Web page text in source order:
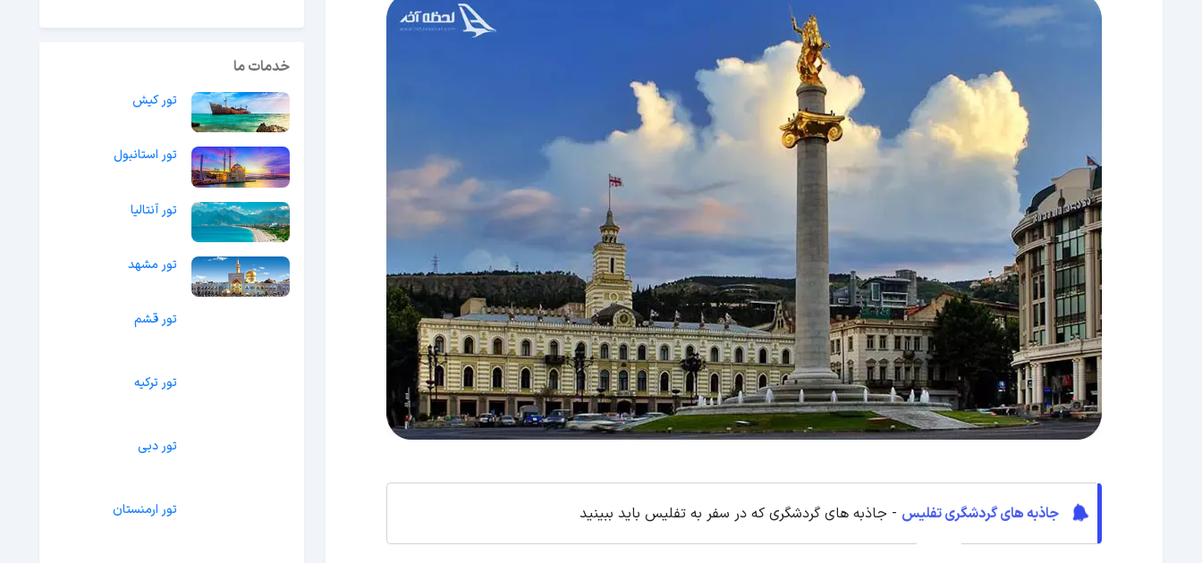
جاذبه های گردشگری تفلیس - جاذبه های گردشگری که در سفر به تفلیس باید ببینید
خدمات ما
تور کیش
تور استانبول
تور آنتالیا
تور مشهد
تور قشم
تور ترکیه
تور دبی
تور ارمنستان